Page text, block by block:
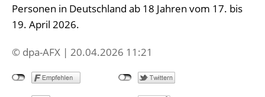
Personen in Deutschland ab 18 Jahren vom 17. bis
19. April 2026.
© dpa-AFX | 20.04.2026 11:21